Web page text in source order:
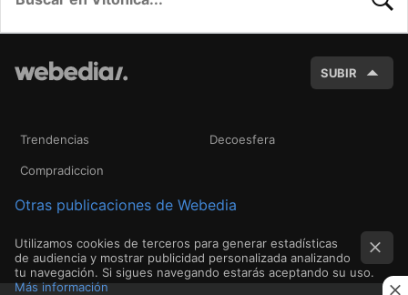
SUBIR
Trendencias Decoesfera
Compradiccion
Otras publicaciones de Webedia
Utilizamos cookies de terceros para generar estadísticas
de audiencia y mostrar publicidad personalizada analizando
tu navegación. Si sigues navegando estarás aceptando su uso.
Más información